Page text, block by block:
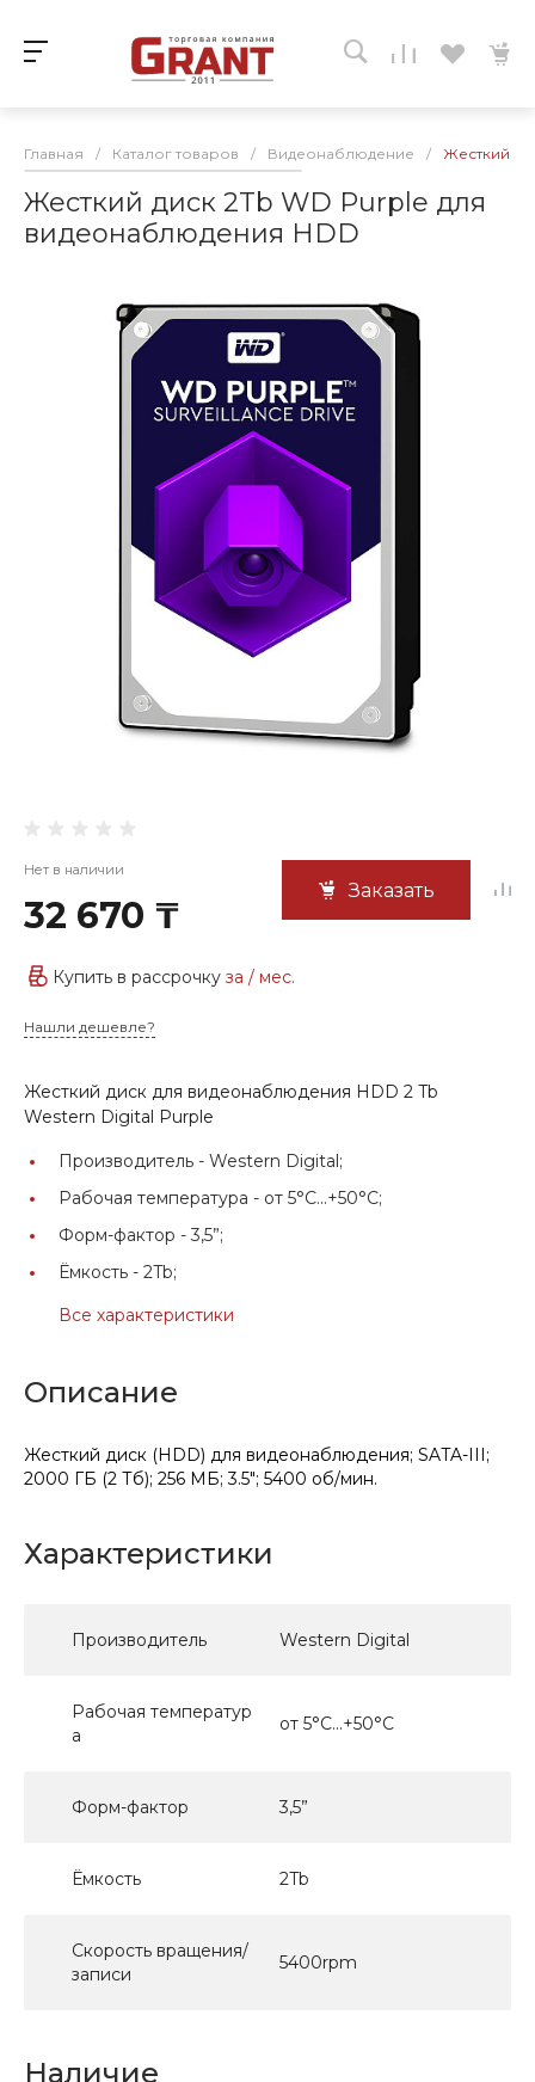
Главная / Каталог товаров / Видеонаблюдение / Жесткий
Жесткий диск 2Tb WD Purple для
видеонаблюдения HDD
Нет в наличии
32 670 ₸
Заказать
Купить в рассрочку за / мес.
Нашли дешевле?
Жесткий диск для видеонаблюдения HDD 2 Tb
Western Digital Purple
Производитель - Western Digital;
Рабочая температура - от 5°C...+50°C;
Форм-фактор - 3,5”;
Ёмкость - 2Tb;
Все характеристики
Описание
Жесткий диск (HDD) для видеонаблюдения; SATA-III;
2000 ГБ (2 Тб); 256 МБ; 3.5"; 5400 об/мин.
Характеристики
Производитель Western Digital
Рабочая температур
а
от 5°C...+50°C
Форм-фактор 3,5”
Ёмкость 2Tb
Скорость вращения/
записи
5400rpm
Наличие